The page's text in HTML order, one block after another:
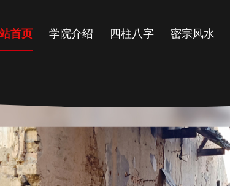
首页 学院介绍 四柱八字 密宗风水